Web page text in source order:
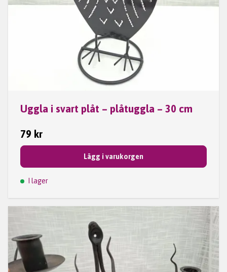
Uggla i svart plåt – plåtuggla – 30 cm
79 kr
Lägg i varukorgen
I lager